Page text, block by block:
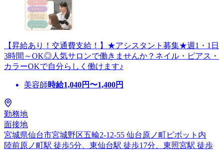
【昇給あり！交通費支給！】★アシスタント募集★週1・1日
3時間～OK◎人気サロンで働きませんか？ネイル・ピアス・
カラーOKで自分らしく働けます♪
美容師時給1,040円〜1,400円
勤務地
面接地
宮城県仙台市宮城野区五輪2-12-55 仙台原ノ町ピボット内
陸前原ノ町駅 徒歩5分、東仙台駅 徒歩17分、東照宮駅 徒歩